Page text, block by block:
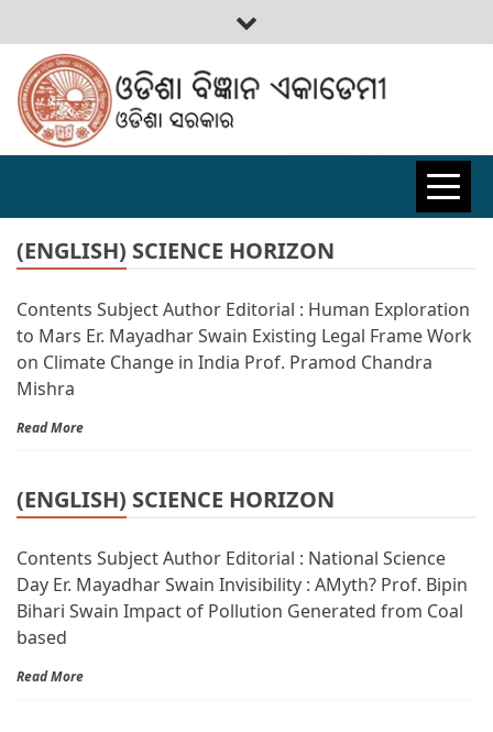
ODISHA
BIGYAN
ACADEMY
(ENGLISH) SCIENCE HORIZON
Contents Subject Author Editorial : Human Exploration
to Mars Er. Mayadhar Swain Existing Legal Frame Work
on Climate Change in India Prof. Pramod Chandra
Mishra
Read More
(ENGLISH) SCIENCE HORIZON
Contents Subject Author Editorial : National Science
Day Er. Mayadhar Swain Invisibility : AMyth? Prof. Bipin
Bihari Swain Impact of Pollution Generated from Coal
based
Read More